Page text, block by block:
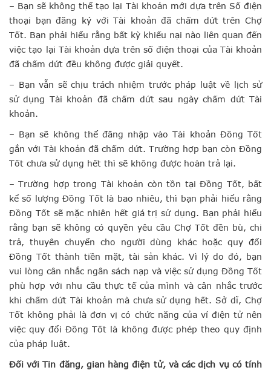
– Bạn sẽ không thể tạo lại Tài khoản mới dựa trên Số điện
thoại bạn đăng ký với Tài khoản đã chấm dứt trên Chợ
Tốt. Bạn phải hiểu rằng bất kỳ khiếu nại nào liên quan đến
việc tạo lại Tài khoản dựa trên số điện thoại của Tài khoản
đã chấm dứt đều không được giải quyết.
– Bạn vẫn sẽ chịu trách nhiệm trước pháp luật về lịch sử
sử dụng Tài khoản đã chấm dứt sau ngày chấm dứt Tài
khoản.
– Bạn sẽ không thể đăng nhập vào Tài khoản Đồng Tốt
gắn với Tài khoản đã chấm dứt. Trường hợp bạn còn Đồng
Tốt chưa sử dụng hết thì sẽ không được hoàn trả lại.
– Trường hợp trong Tài khoản còn tồn tại Đồng Tốt, bất
kể số lượng Đồng Tốt là bao nhiêu, thì bạn phải hiểu rằng
Đồng Tốt sẽ mặc nhiên hết giá trị sử dụng. Bạn phải hiểu
rằng bạn sẽ không có quyền yêu cầu Chợ Tốt đền bù, chi
trả, thuyên chuyển cho người dùng khác hoặc quy đổi
Đồng Tốt thành tiền mặt, tài sản khác. Vì lý do đó, bạn
vui lòng cân nhắc ngân sách nạp và việc sử dụng Đồng Tốt
phù hợp với nhu cầu thực tế của mình và cân nhắc trước
khi chấm dứt Tài khoản mà chưa sử dụng hết. Sở dĩ, Chợ
Tốt không phải là đơn vị có chức năng của ví điện tử nên
việc quy đổi Đồng Tốt là không được phép theo quy định
của pháp luật.
Đối với Tin đăng, gian hàng điện tử, và các dịch vụ có tính